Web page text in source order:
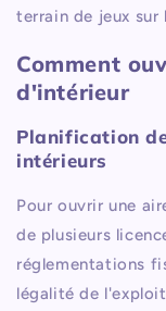
terrain de jeux sur
Comment
d'intérieur
Planification
intérieurs
Pour ouvrir une
de plusieurs
réglementations
légalité de